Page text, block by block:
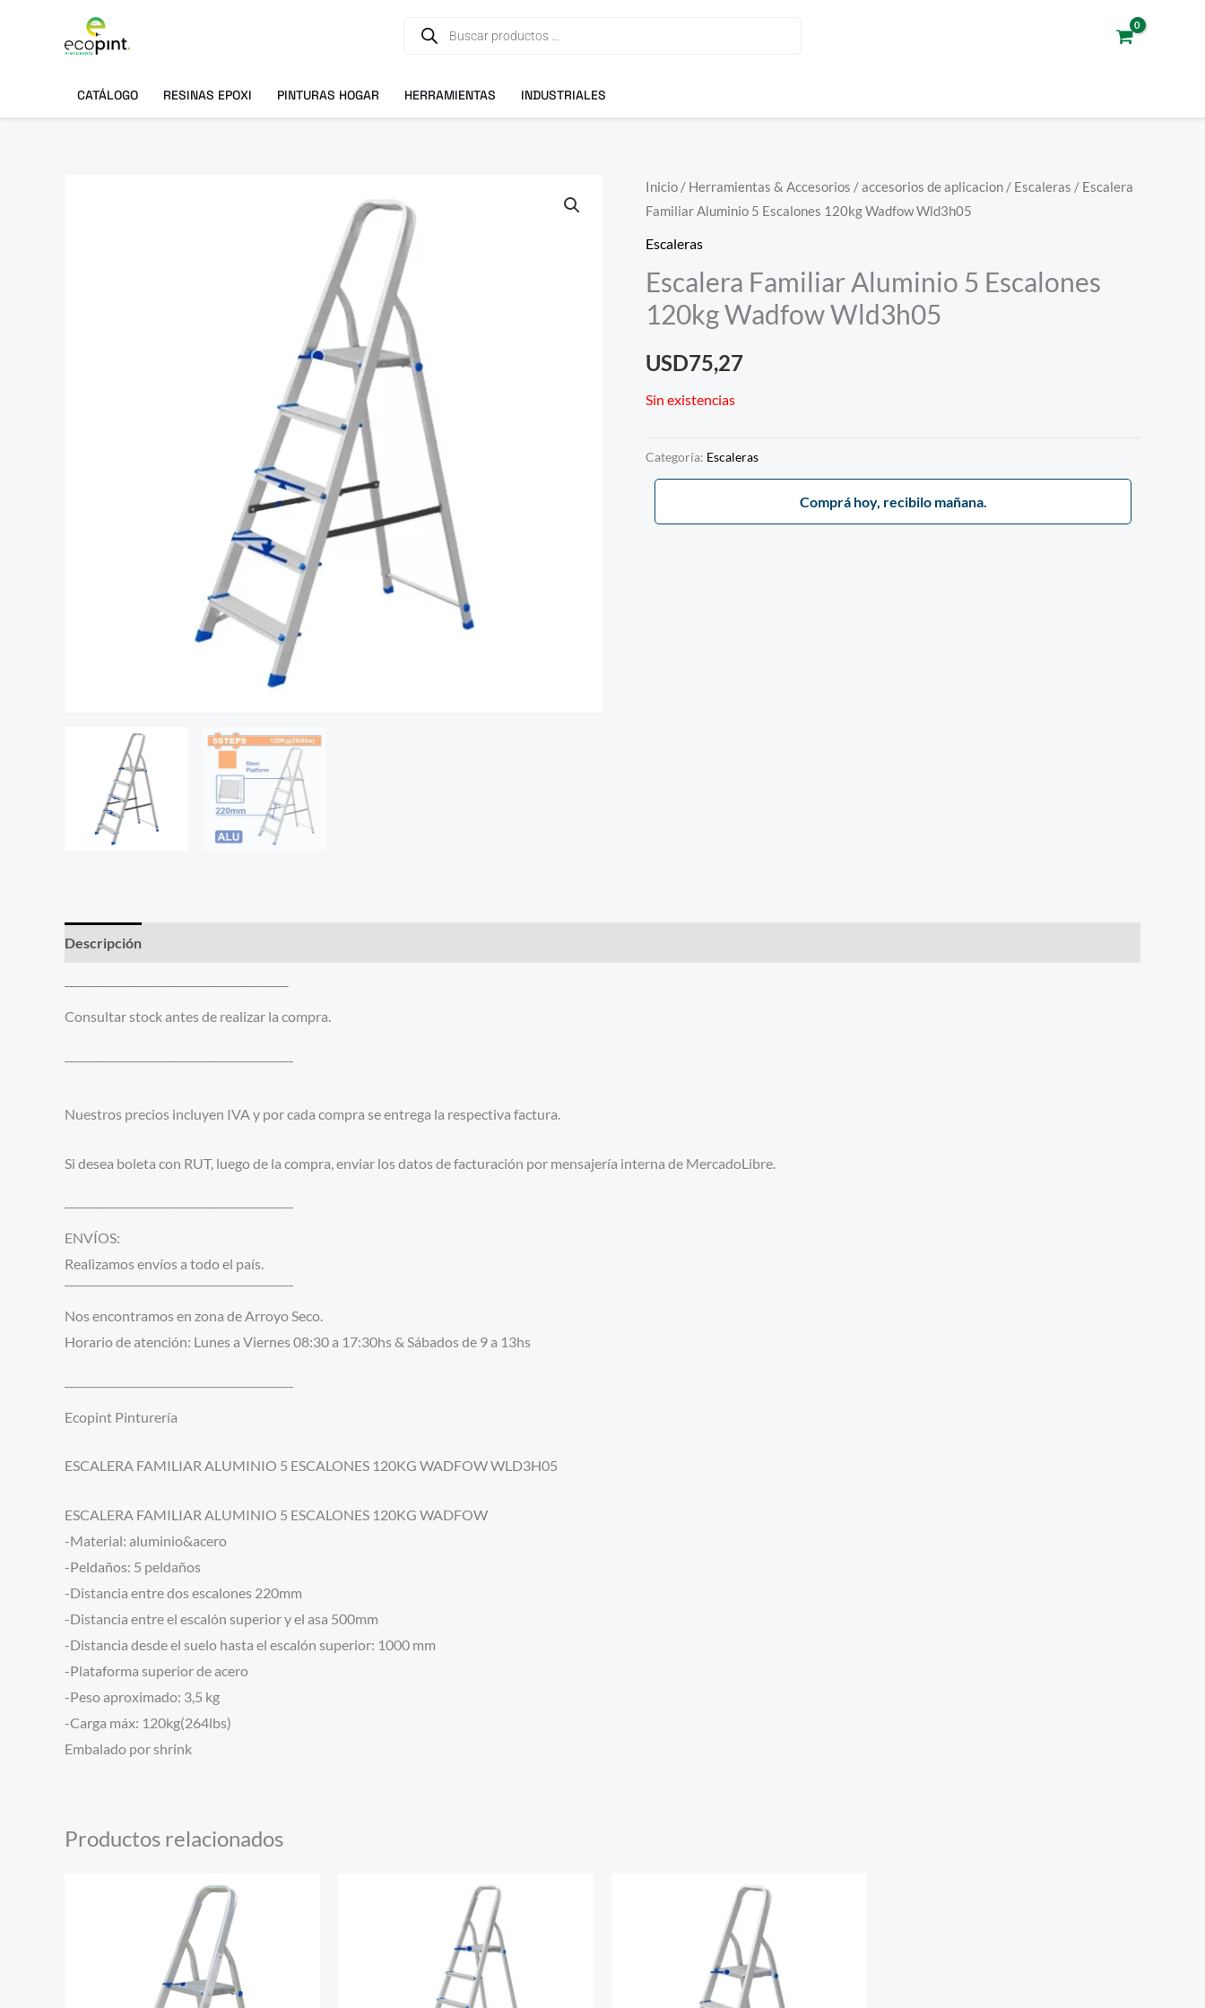
productos
CATÁLOGO RESINAS EPOXI PINTURAS HOGAR HERRAMIENTAS INDUSTRIALES
Inicio / Herramientas & Accesorios /accesorios de aplicacion / Escaleras / Escalera
Familiar Aluminio 5 Escalones 120kg Wadfow Wld3h05
Escaleras
Escalera Familiar Aluminio 5 Escalones
120kg Wadfow Wld3h05
USD75,27
Sin existencias
Categoría: Escaleras
Comprá hoy, recibilo mañana.
Descripción
¯¯¯¯¯¯¯¯¯¯¯¯¯¯¯¯¯¯¯¯¯¯¯¯¯¯¯¯¯¯¯¯¯¯¯¯¯¯¯¯¯¯¯¯¯¯¯¯¯¯
Consultar stock antes de realizar la compra.
¯¯¯¯¯¯¯¯¯¯¯¯¯¯¯¯¯¯¯¯¯¯¯¯¯¯¯¯¯¯¯¯¯¯¯¯¯¯¯¯¯¯¯¯¯¯¯¯¯¯¯
Nuestros precios incluyen IVA y por cada compra se entrega la respectiva factura.
Si desea boleta con RUT, luego de la compra, enviar los datos de facturación por mensajería interna de MercadoLibre.
¯¯¯¯¯¯¯¯¯¯¯¯¯¯¯¯¯¯¯¯¯¯¯¯¯¯¯¯¯¯¯¯¯¯¯¯¯¯¯¯¯¯¯¯¯¯¯¯¯¯¯
ENVÍOS:
Realizamos envíos a todo el país.
¯¯¯¯¯¯¯¯¯¯¯¯¯¯¯¯¯¯¯¯¯¯¯¯¯¯¯¯¯¯¯¯¯¯¯¯¯¯¯¯¯¯¯¯¯¯¯¯¯¯¯
Nos encontramos en zona de Arroyo Seco.
Horario de atención: Lunes a Viernes 08:30 a 17:30hs & Sábados de 9 a 13hs
¯¯¯¯¯¯¯¯¯¯¯¯¯¯¯¯¯¯¯¯¯¯¯¯¯¯¯¯¯¯¯¯¯¯¯¯¯¯¯¯¯¯¯¯¯¯¯¯¯¯¯
Ecopint Pinturería
ESCALERA FAMILIAR ALUMINIO 5 ESCALONES 120KG WADFOW WLD3H05
ESCALERA FAMILIAR ALUMINIO 5 ESCALONES 120KG WADFOW
-Material: aluminio&acero
-Peldaños: 5 peldaños
-Distancia entre dos escalones 220mm
-Distancia entre el escalón superior y el asa 500mm
-Distancia desde el suelo hasta el escalón superior: 1000 mm
-Plataforma superior de acero
-Peso aproximado: 3,5 kg
-Carga máx: 120kg(264lbs)
Embalado por shrink
Productos relacionados